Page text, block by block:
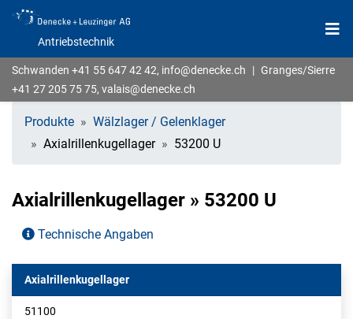
Antriebstechnik
Schwanden +41 55 647 42 42, info@denecke.ch | Granges/Sierre
+41 27 205 75 75, valais@denecke.ch
Produkte
Wälzlager / Gelenklager
Axialrillenkugellager
53200 U
Axialrillenkugellager » 53200 U
Technische Angaben
Axialrillenkugellager
51100